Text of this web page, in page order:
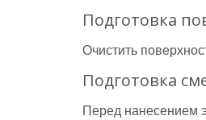
Подготовка
Очистить
Подготовка
Перед нанесением